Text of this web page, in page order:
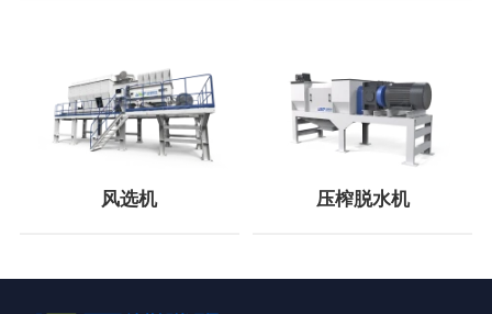
风选机 压榨脱水机